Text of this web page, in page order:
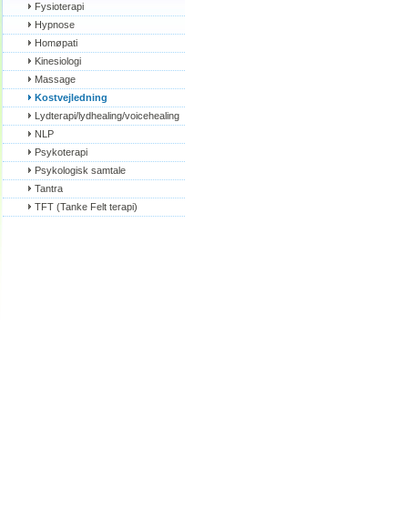
Fysioterapi
Hypnose
Homøpati
Kinesiologi
Massage
Kostvejledning
Lydterapi/lydhealing/voicehealing
NLP
Psykoterapi
Psykologisk samtale
Tantra
TFT (Tanke Felt terapi)